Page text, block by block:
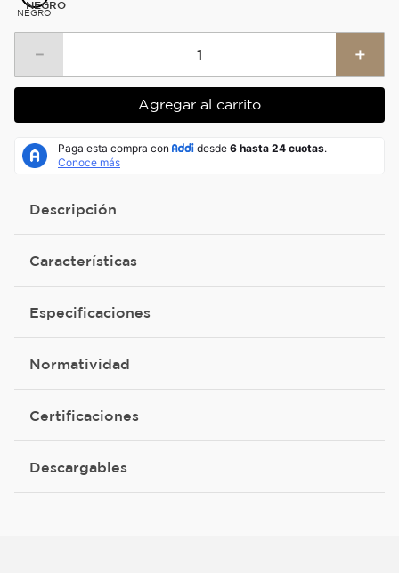
NEGRO
＋
－
Agregar al carrito
Descripción
Características
Especificaciones
Normatividad
Certificaciones
Descargables